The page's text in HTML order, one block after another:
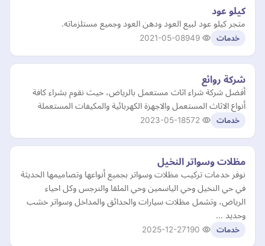
كيلو عود
متجر كيلو عود لبيع العود ودهن العود وجميع مستلزماته.
خدمات 2021-05-08
شركة روائع
أفضل شركة شراء اثاث مستعمل بالرياض، حيث نقوم بشراء كافة
أنواع الاثاث المستعمل والاجهزة الكهربائية والمكيفات المستعملة
خدمات 2023-05-18
مظلات وسواتر النخيل
نوفر خدمات تركيب مظلات وسواتر بجميع أنواعها وتصاميمها الحديثة
في حي النخيل وحي الياسمين وحي الملقا والنرجس وكل احياء
الرياض، وتشمل مظلات سيارات والحدائق والمداخل وسواتر خشب
وحديد …
خدمات 2025-12-27